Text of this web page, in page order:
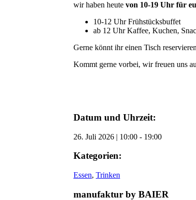
wir haben heute von 10-19 Uhr für
10-12 Uhr Frühstücksbuffet
ab 12 Uhr Kaffee, Kuchen,
Gerne könnt ihr einen Tisch reservieren
Kommt gerne vorbei, wir freuen uns
Datum und Uhrzeit:
26. Juli 2026 | 10:00 - 19:00
Kategorien:
Essen, Trinken
manufaktur by BAIER